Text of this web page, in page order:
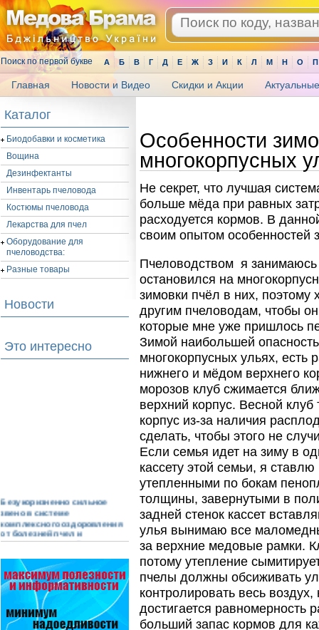
Поиск по первой букве А Б В Г Д Е Ж З И К Л М Н О П
Главная Новости и Видео Скидки и Акции
Каталог
Биодобавки и косметика
Вощина
Дезинфектанты
Инвентарь пчеловода
Костюмы пчеловода
Лекарства для пчел
Оборудование для
пчеловодства:
Разные товары
Новости
Это интересно
Безукоризненно сильное
звено в системе
комплексного оздоровления
от болезней пчел и
повышения рентабельности
Апидез, Варроадез, Амипол-Т,
Апирой, Апистоп, Бипин-Т,
Полисан и Гармония…
Варроадез - это лучшее
современное средство
Особенности
многокорпусных
Не секрет, что лучшая
больше мёда при равных
расходуется кормов. В
своим опытом особенностей
Пчеловодством я
остановился на
зимовки пчёл в них, поэтому
другим пчеловодам, чтобы
которые мне уже пришлось
Зимой наибольшей
многокорпусных ульях,
нижнего и мёдом верхнего
морозов клуб сжимается
верхний корпус. Весной
корпус из-за наличия
сделать, чтобы этого не
Если семья идет на зиму в
кассету этой семьи, я
утепленными по бокам
толщины, завернутыми в
задней стенок кассет
улья вынимаю все
за верхние медовые рамки.
потому утепление
пчелы должны обсиживать
контролировать весь
достигается равномерность
больший запас кормов для